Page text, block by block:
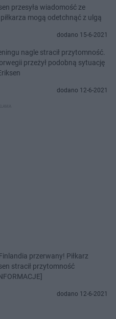
przesyła wiadomość ze
mogą odetchnąć z ulgą
dodano 15-6-2021
nagle stracił przytomność.
przeżył podobną sytuację
dodano 12-6-2021
przerwany! Piłkarz
stracił przytomność
dodano 12-6-2021